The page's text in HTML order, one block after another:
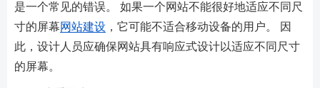
是一个常见的错误。 如果一个网站不能很好地适应不同尺
寸的屏幕网站建设 ，它可能不适合移动设备的用户。 因
此，设计人员应确保网站具有响应式设计以适应不同尺寸
的屏幕。